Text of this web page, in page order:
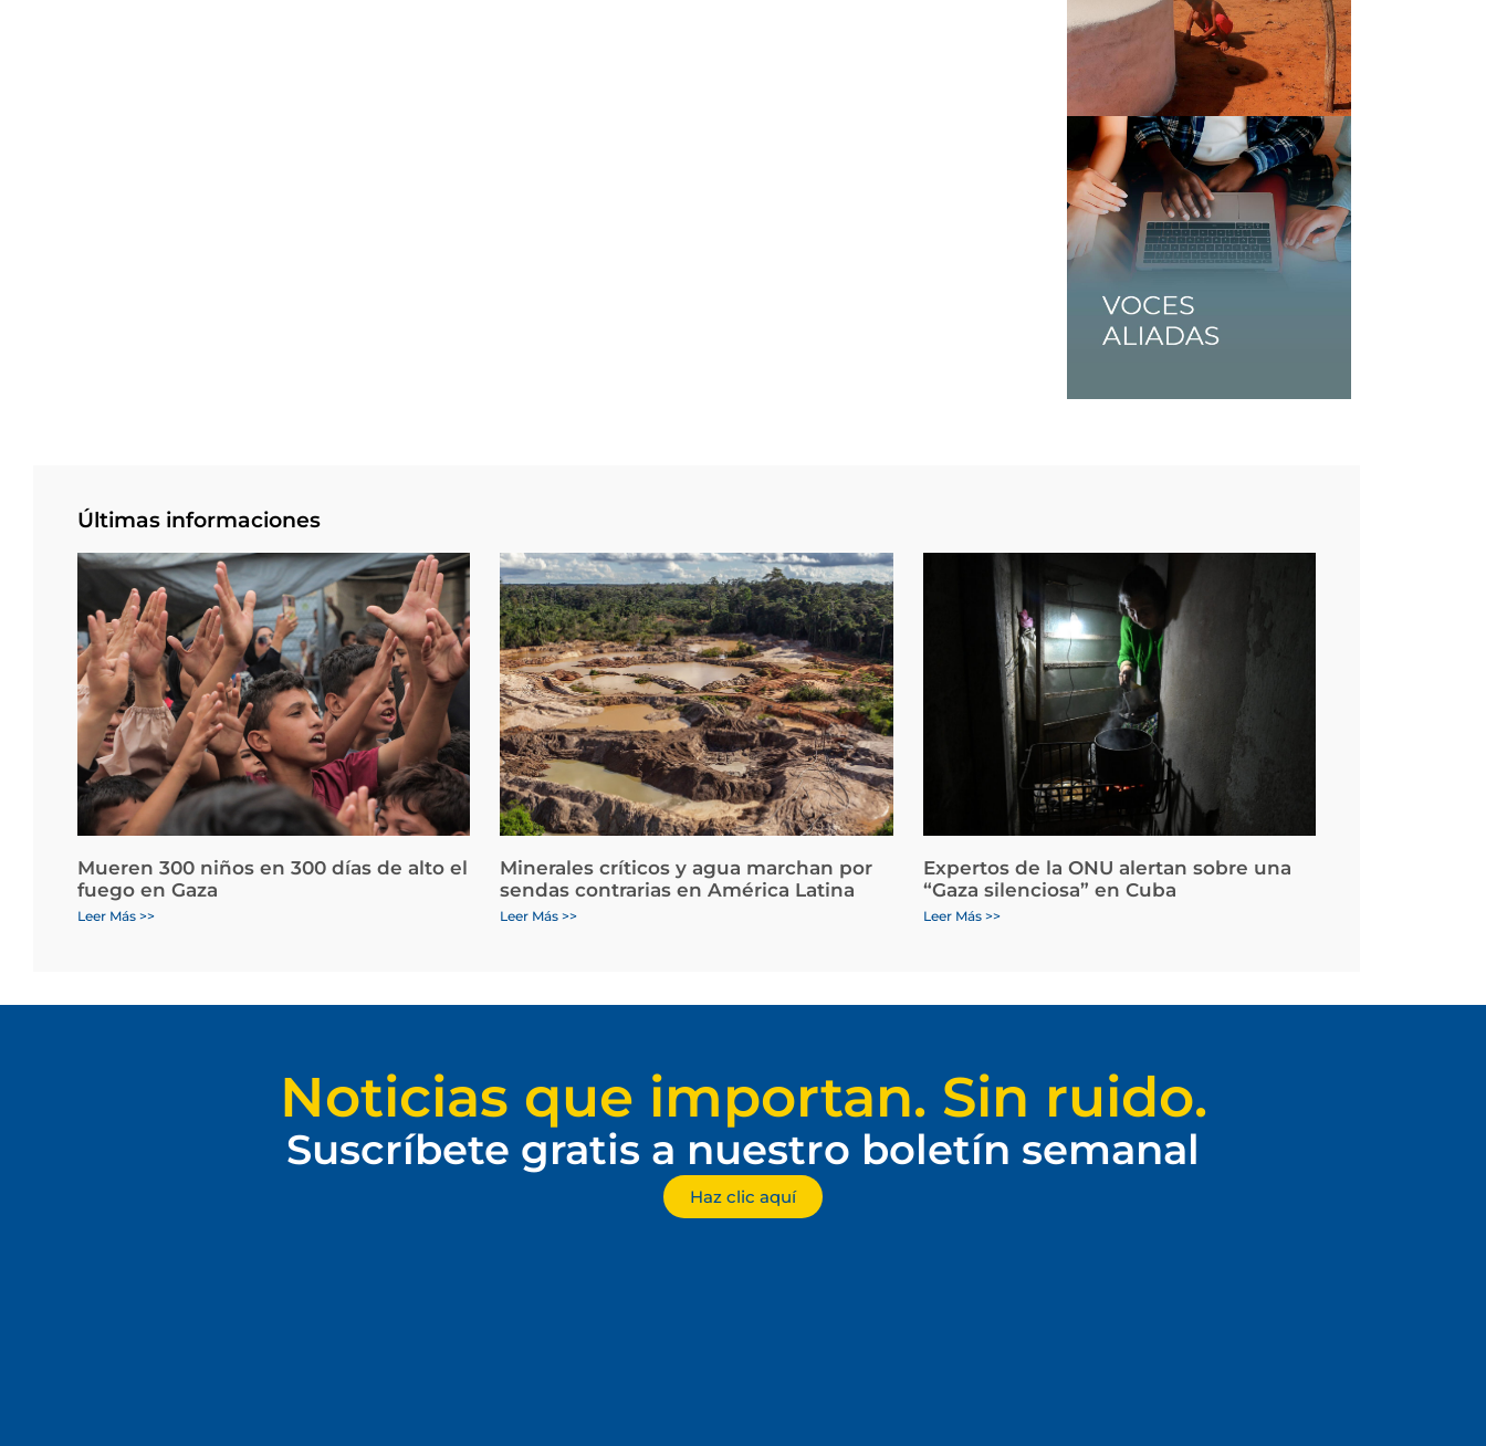
Últimas informaciones
Mueren 300 niños en 300 días de alto el
fuego en Gaza
Leer Más >>
Minerales críticos y agua marchan por
sendas contrarias en América Latina
Leer Más >>
Expertos de la ONU alertan sobre una
“Gaza silenciosa” en Cuba
Leer Más >>
Noticias que importan. Sin ruido.
Suscríbete gratis a nuestro boletín semanal
Haz clic aquí